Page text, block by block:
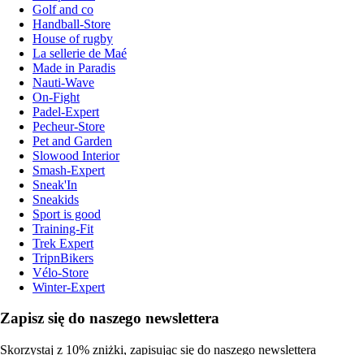
Golf and co
Handball-Store
House of rugby
La sellerie de Maé
Made in Paradis
Nauti-Wave
On-Fight
Padel-Expert
Pecheur-Store
Pet and Garden
Slowood Interior
Smash-Expert
Sneak'In
Sneakids
Sport is good
Training-Fit
Trek Expert
TripnBikers
Vélo-Store
Winter-Expert
Zapisz się do naszego newslettera
Skorzystaj z 10% zniżki, zapisując się do naszego newslettera